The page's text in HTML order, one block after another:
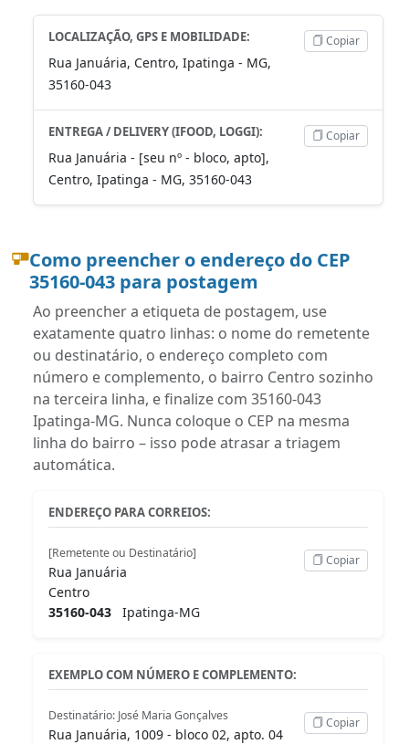
LOCALIZAÇÃO, GPS E MOBILIDADE:
Rua Januária, Centro, Ipatinga - MG,
35160-043
Copiar
ENTREGA / DELIVERY (IFOOD, LOGGI):
Rua Januária - [seu nº - bloco, apto],
Centro, Ipatinga - MG, 35160-043
Copiar
Como preencher o endereço do CEP
35160-043 para postagem
Ao preencher a etiqueta de postagem, use
exatamente quatro linhas: o nome do remetente
ou destinatário, o endereço completo com
número e complemento, o bairro Centro sozinho
na terceira linha, e finalize com 35160-043
Ipatinga-MG. Nunca coloque o CEP na mesma
linha do bairro – isso pode atrasar a triagem
automática.
ENDEREÇO PARA CORREIOS:
[Remetente ou Destinatário]
Rua Januária
Centro
35160-043 Ipatinga-MG
Copiar
EXEMPLO COM NÚMERO E COMPLEMENTO:
Destinatário: José Maria Gonçalves
Rua Januária, 1009 - bloco 02, apto. 04
Copiar